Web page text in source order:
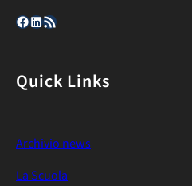
Facebook LinkedIn Feed RSS
Quick Links
Archivio news
La Scuola